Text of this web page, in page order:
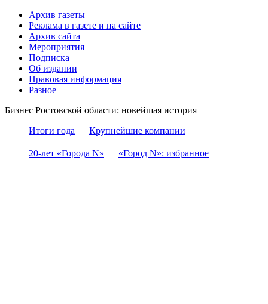
Архив газеты
Реклама в газете и на сайте
Архив сайта
Мероприятия
Подписка
Об издании
Правовая информация
Разное
Бизнес Ростовской области: новейшая история
Итоги года
Крупнейшие компании
20-лет «Города N» «Город N»: избранное